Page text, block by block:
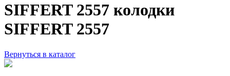
SIFFERT 2557 колодки
SIFFERT 2557
Вернуться в каталог